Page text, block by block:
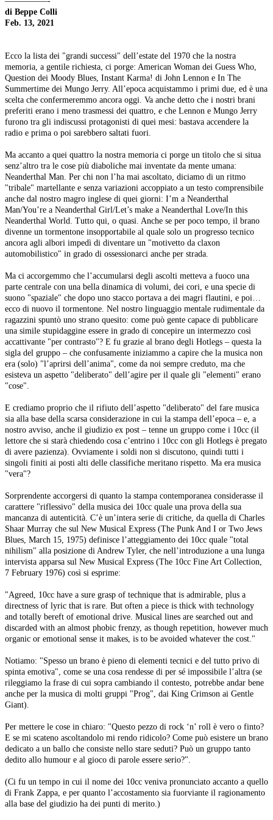
di Beppe Colli
Feb. 13, 2021
Ecco la lista dei "grandi successi" dell’estate del 1970 che la nostra
memoria, a gentile richiesta, ci porge: American Woman dei Guess Who,
Question dei Moody Blues, Instant Karma! di John Lennon e In The
Summertime dei Mungo Jerry. All’epoca acquistammo i primi due, ed è una
scelta che confermeremmo ancora oggi. Va anche detto che i nostri brani
preferiti erano i meno trasmessi dei quattro, e che Lennon e Mungo Jerry
furono tra gli indiscussi protagonisti di quei mesi: bastava accendere la
radio e prima o poi sarebbero saltati fuori.
Ma accanto a quei quattro la nostra memoria ci porge un titolo che si situa
senz’altro tra le cose più diaboliche mai inventate da mente umana:
Neanderthal Man. Per chi non l’ha mai ascoltato, diciamo di un ritmo
"tribale" martellante e senza variazioni accoppiato a un testo comprensibile
anche dal nostro magro inglese di quei giorni: I’m a Neanderthal
Man/You’re a Neanderthal Girl/Let’s make a Neanderthal Love/In this
Neanderthal World. Tutto qui, o quasi. Anche se per poco tempo, il brano
divenne un tormentone insopportabile al quale solo un progresso tecnico
ancora agli albori impedì di diventare un "motivetto da claxon
automobilistico" in grado di ossessionarci anche per strada.
Ma ci accorgemmo che l’accumularsi degli ascolti metteva a fuoco una
parte centrale con una bella dinamica di volumi, dei cori, e una specie di
suono "spaziale" che dopo uno stacco portava a dei magri flautini, e poi…
ecco di nuovo il tormentone. Nel nostro linguaggio mentale rudimentale da
ragazzini spuntò uno strano quesito: come può gente capace di pubblicare
una simile stupidaggine essere in grado di concepire un intermezzo così
accattivante "per contrasto"? E fu grazie al brano degli Hotlegs – questa la
sigla del gruppo – che confusamente iniziammo a capire che la musica non
era (solo) "l’aprirsi dell’anima", come da noi sempre creduto, ma che
esisteva un aspetto "deliberato" dell’agire per il quale gli "elementi" erano
"cose".
E crediamo proprio che il rifiuto dell’aspetto "deliberato" del fare musica
sia alla base della scarsa considerazione in cui la stampa dell’epoca – e, a
nostro avviso, anche il giudizio ex post – tenne un gruppo come i 10cc (il
lettore che si starà chiedendo cosa c’entrino i 10cc con gli Hotlegs è pregato
di avere pazienza). Ovviamente i soldi non si discutono, quindi tutti i
singoli finiti ai posti alti delle classifiche meritano rispetto. Ma era musica
"vera"?
Sorprendente accorgersi di quanto la stampa contemporanea considerasse il
carattere "riflessivo" della musica dei 10cc quale una prova della sua
mancanza di autenticità. C’è un’intera serie di critiche, da quella di Charles
Shaar Murray che sul New Musical Express (The Punk And I or Two Jews
Blues, March 15, 1975) definisce l’atteggiamento dei 10cc quale "total
nihilism" alla posizione di Andrew Tyler, che nell’introduzione a una lunga
intervista apparsa sul New Musical Express (The 10cc Fine Art Collection,
7 February 1976) così si esprime:
"Agreed, 10cc have a sure grasp of technique that is admirable, plus a
directness of lyric that is rare. But often a piece is thick with technology
and totally bereft of emotional drive. Musical lines are searched out and
discarded with an almost phobic frenzy, as though repetition, however much
organic or emotional sense it makes, is to be avoided whatever the cost."
Notiamo: "Spesso un brano è pieno di elementi tecnici e del tutto privo di
spinta emotiva", come se una cosa rendesse di per sé impossibile l’altra (se
rileggiamo la frase di cui sopra cambiando il contesto, potrebbe andar bene
anche per la musica di molti gruppi "Prog", dai King Crimson ai Gentle
Giant).
Per mettere le cose in chiaro: "Questo pezzo di rock ‘n’ roll è vero o finto?
E se mi scateno ascoltandolo mi rendo ridicolo? Come può esistere un brano
dedicato a un ballo che consiste nello stare seduti? Può un gruppo tanto
dedito allo humour e al gioco di parole essere serio?".
(Ci fu un tempo in cui il nome dei 10cc veniva pronunciato accanto a quello
di Frank Zappa, e per quanto l’accostamento sia fuorviante il ragionamento
alla base del giudizio ha dei punti di merito.)